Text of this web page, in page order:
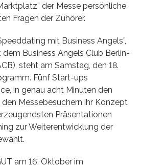
der Messe persönliche
Fragen der Zuhörer.
mit Business Angels”,
dem Business Angels Club Berlin-
steht am Samstag, den 18.
Fünf Start-ups
in genau acht Minuten den
Messebesuchern ihr Konzept
Präsentationen
zur Weiterentwicklung der
am 16. Oktober im